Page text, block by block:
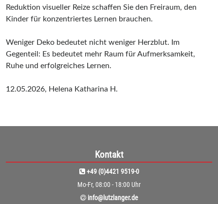
Reduktion visueller Reize schaffen Sie den Freiraum, den
Kinder für konzentriertes Lernen brauchen.
Weniger Deko bedeutet nicht weniger Herzblut. Im
Gegenteil: Es bedeutet mehr Raum für Aufmerksamkeit,
Ruhe und erfolgreiches Lernen.
12.05.2026, Helena Katharina H.
Kontakt
+49 (0)4421 9519-0
Mo-Fr, 08:00 - 18:00 Uhr
info@lutzlanger.de